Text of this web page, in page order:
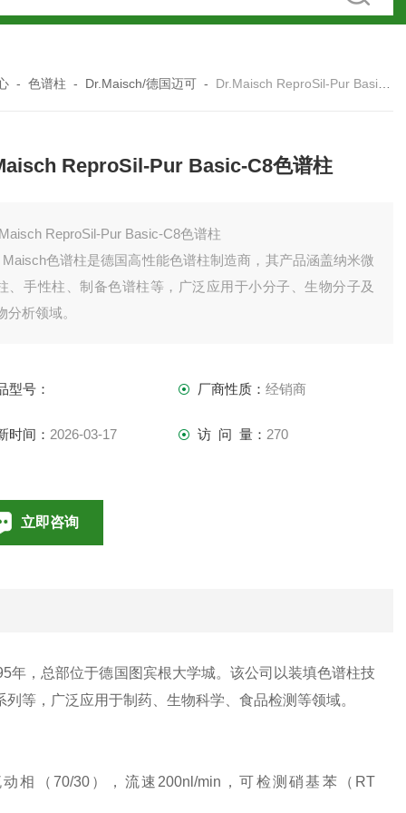
-色谱柱 - Dr.Maisch/德国迈可 - Dr.Maisch ReproSil-Pur Basic-C8色谱柱
ReproSil-Pur Basic-C8色谱柱
ReproSil-Pur Basic-C8色谱柱
Maisch色谱柱是德国高性能色谱柱制造商，其产品涵盖纳米微
、手性柱、制备色谱柱等，广泛应用于小分子、生物分子及
分析领域。
型号： 厂商性质： 经销商
时间： 2026-03-17 访 问 量： 270
立即咨询
年，总部位于德国图宾根大学城。该公司以装填色谱柱技
等，广泛应用于制药、生物科学、食品检测等领域。
相（70/30），流速200nl/min，可检测硝基苯（RT